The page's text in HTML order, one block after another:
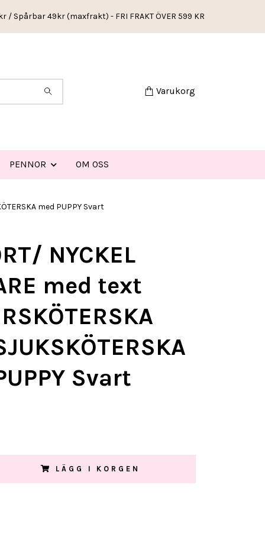
/ Spårbar 49kr (maxfrakt) - FRI FRAKT ÖVER 599 KR
Varukorg
PENNOR OM OSS
med PUPPY Svart
NYCKEL
med text
Svart
LÄGG I KORGEN